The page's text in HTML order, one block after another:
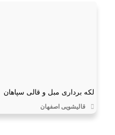
لکه برداری مبل و قالی سپاهان
قالیشویی اصفهان